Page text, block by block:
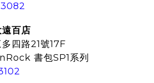
百店
四路21號17F
書包SP1系列